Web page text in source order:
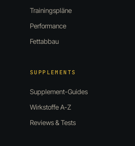
Trainingspläne
Performance
Fettabbau
SUPPLEMENTS
Supplement-Guides
Wirkstoffe A-Z
Reviews & Tests